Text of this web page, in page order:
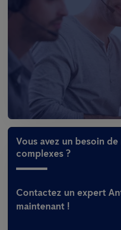
Vous avez un besoin
complexes ?
Contactez un expert
maintenant !